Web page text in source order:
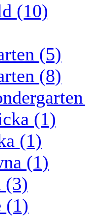
(10)
(5)
(8)
(1)
(1)
(1)
(3)
(1)